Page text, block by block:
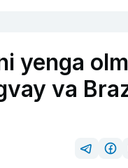
yenga
va